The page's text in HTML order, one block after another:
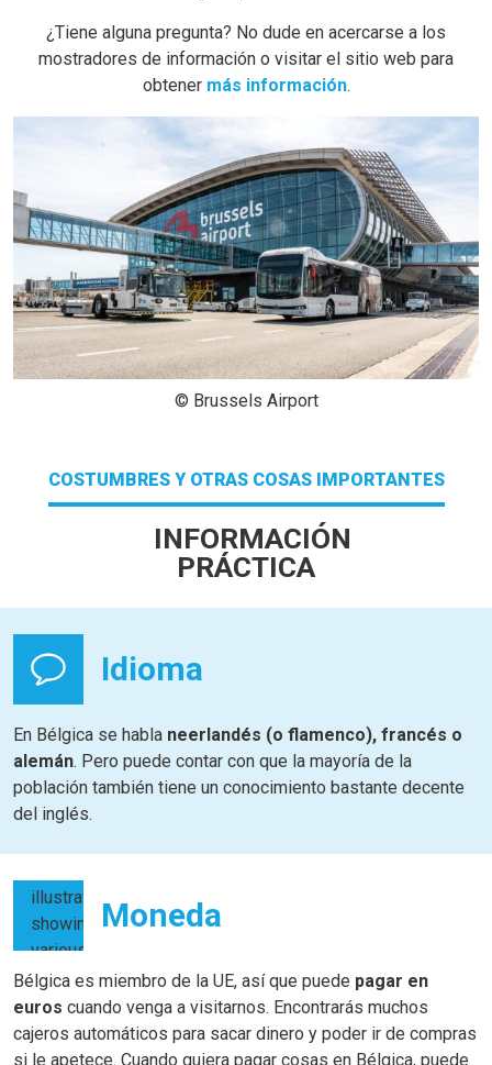
¿Tiene alguna pregunta? No dude en acercarse a los
mostradores de información o visitar el sitio web para
obtener más información.
© Brussels Airport
COSTUMBRES Y OTRAS COSAS IMPORTANTES
INFORMACIÓN
PRÁCTICA
Idioma
En Bélgica se habla neerlandés (o flamenco), francés o
alemán. Pero puede contar con que la mayoría de la
población también tiene un conocimiento bastante decente
del inglés.
Moneda
Bélgica es miembro de la UE, así que puede pagar en
euros cuando venga a visitarnos. Encontrarás muchos
cajeros automáticos para sacar dinero y poder ir de compras
si le apetece. Cuando quiera pagar cosas en Bélgica, puede